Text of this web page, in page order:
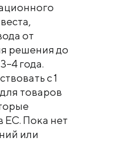
от
решения до
года.
с 1
товаров
ЕС. Пока нет
или